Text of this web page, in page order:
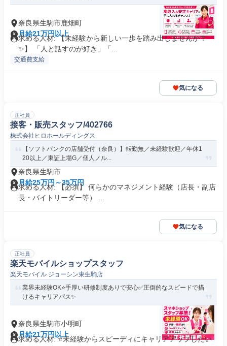
奈良県生駒市鹿畑町
月給21万円以上
求める人材: 【未経験から新しい一歩を踏み出しませんか？
✨】 「人と話すのが好き」「...
交通費支給
気になる
正社員
接客・販売スタッフ/402766
株式会社ヒロホールディングス
【ソフトバンクの店舗受付（奈良）】転勤無／未経験歓迎／年休1
20以上／東証上場G／個人ノル...
奈良県生駒市
月給25万円～35万円
求める人材: 【必須】 何らかのマネジメント経験（店長・副店
長・バイトリーダー等） ...
気になる
正社員
楽天モバイルショップスタッフ
楽天モバイル ジョーシン東生駒店
業界未経験OK⭐️手厚い研修制度ありで安心✅圧倒的なスピードで描
けるキャリアパス✨
奈良県生駒市小明町
月給21万円以上
求める人材: ⭐未経験からスピーディにキャリアアップしたい